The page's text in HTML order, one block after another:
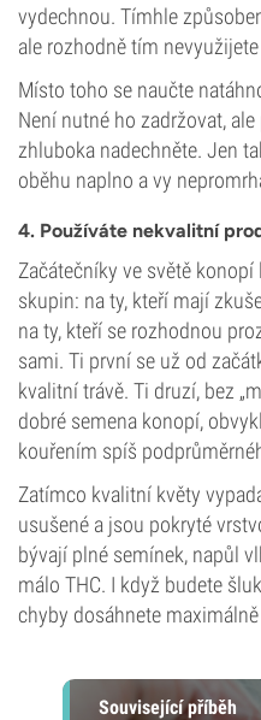
vydechnou. Tímhle
ale rozhodně tím
Místo toho se naučte
Není nutné ho zadržovat,
zhluboka nadechněte. Jen
oběhu naplno a vy
4. Používáte nekvalitní
Začátečníky ve světě
skupin: na ty, kteří mají
na ty, kteří se rozhodnou
sami. Ti první se už od
kvalitní trávě. Ti druzí, bez
dobré semena konopí,
kouřením spíš
Zatímco kvalitní květy
usušené a jsou pokryté
bývají plné semínek, napůl
málo THC. I když budete
chyby dosáhnete
Související příběh